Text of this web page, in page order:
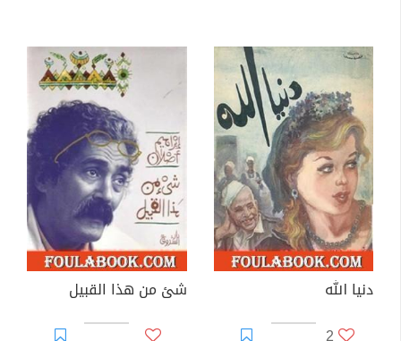
دنيا الله
شئ من هذا القبيل